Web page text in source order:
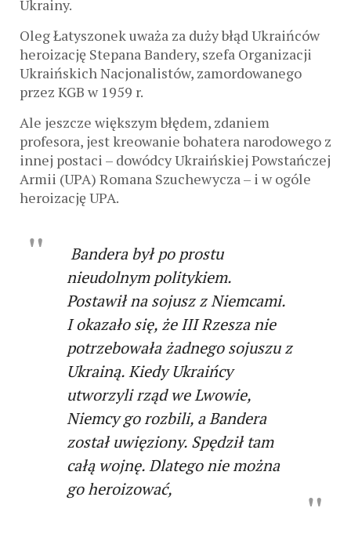
Ukrainy.
Oleg Łatyszonek uważa za duży błąd Ukraińców
heroizację Stepana Bandery, szefa Organizacji
Ukraińskich Nacjonalistów, zamordowanego
przez KGB w 1959 r.
Ale jeszcze większym błędem, zdaniem
profesora, jest kreowanie bohatera narodowego z
innej postaci – dowódcy Ukraińskiej Powstańczej
Armii (UPA) Romana Szuchewycza – i w ogóle
heroizację UPA.
Bandera był po prostu
nieudolnym politykiem.
Postawił na sojusz z Niemcami.
I okazało się, że III Rzesza nie
potrzebowała żadnego sojuszu z
Ukrainą. Kiedy Ukraińcy
utworzyli rząd we Lwowie,
Niemcy go rozbili, a Bandera
został uwięziony. Spędził tam
całą wojnę. Dlatego nie można
go heroizować,